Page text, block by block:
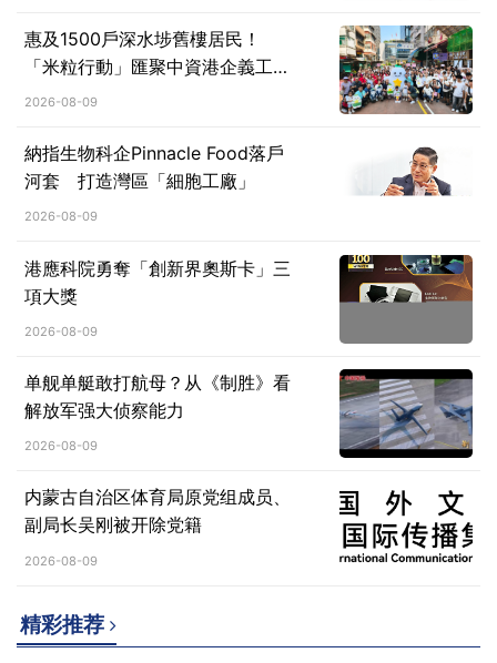
惠及1500戶深水埗舊樓居民！
「米粒行動」匯聚中資港企義工力
量深耕社區
2026-08-09
納指生物科企Pinnacle Food落戶
河套 打造灣區「細胞工廠」
2026-08-09
港應科院勇奪「創新界奧斯卡」三
項大獎
2026-08-09
单舰单艇敢打航母？从《制胜》看
解放军强大侦察能力
2026-08-09
内蒙古自治区体育局原党组成员、
副局长吴刚被开除党籍
2026-08-09
精彩推荐